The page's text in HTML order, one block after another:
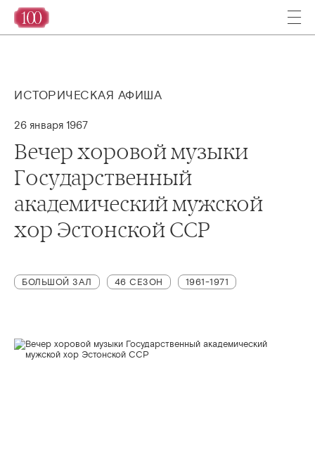
ИСТОРИЧЕСКАЯ АФИША
26 января 1967
Вечер хоровой музыки
Государственный
академический мужской
хор Эстонской ССР
БОЛЬШОЙ ЗАЛ 46 СЕЗОН 1961-1971